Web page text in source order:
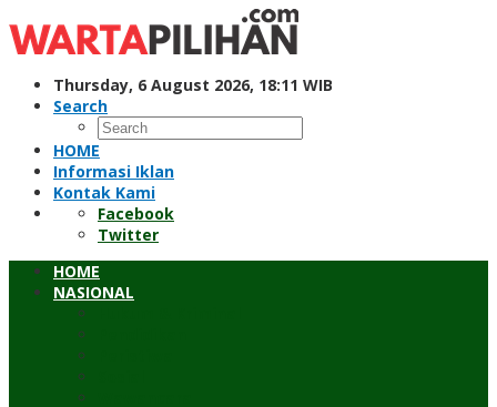
to
content
Thursday, 6 August 2026, 18:11 WIB
Search
HOME
Informasi Iklan
Kontak Kami
Facebook
Twitter
HOME
NASIONAL